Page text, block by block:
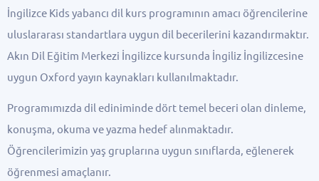
İngilizce Kids yabancı dil kurs programının amacı öğrencilerine
uluslararası standartlara uygun dil becerilerini kazandırmaktır.
Akın Dil Eğitim Merkezi İngilizce kursunda İngiliz İngilizcesine
uygun Oxford yayın kaynakları kullanılmaktadır.
Programımızda dil ediniminde dört temel beceri olan dinleme,
konuşma, okuma ve yazma hedef alınmaktadır.
Öğrencilerimizin yaş gruplarına uygun sınıflarda, eğlenerek
öğrenmesi amaçlanır.